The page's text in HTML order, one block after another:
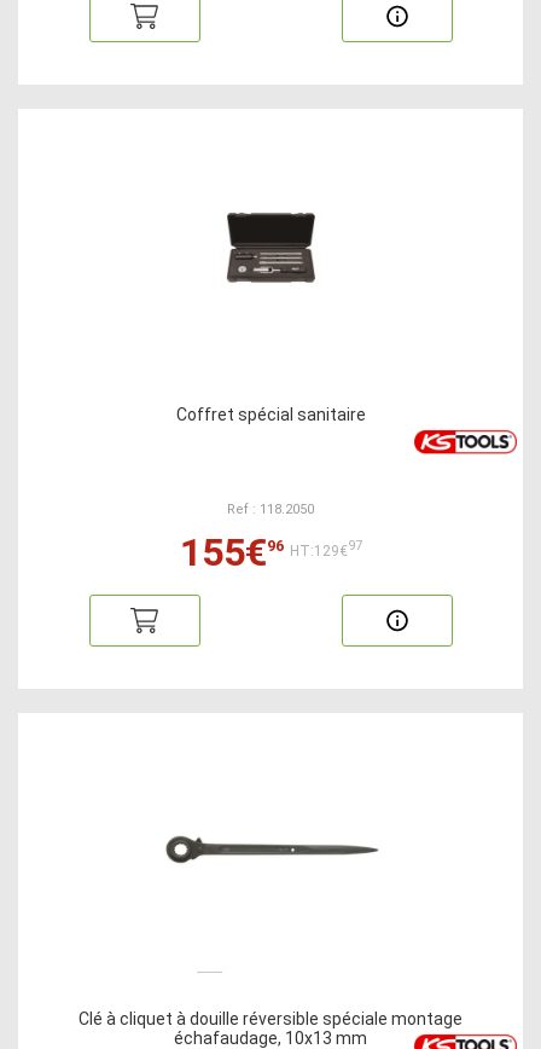
Coffret spécial sanitaire
Ref : 118.2050
155€96 HT:129€97
Clé à cliquet à douille réversible spéciale montage
échafaudage, 10x13 mm